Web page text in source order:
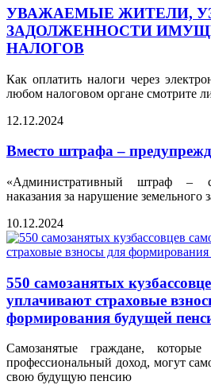
УВАЖАЕМЫЕ ЖИТЕЛИ,
ЗАДОЛЖЕННОСТИ
НАЛОГОВ
Как оплатить налоги через
любом налоговом органе смотрите
12.12.2024
Вместо штрафа –
«Административный штраф –
наказания за нарушение земельного
10.12.2024
550 самозанятых
уплачивают страховые
формирования будущей
Самозанятые граждане,
профессиональный доход, могут
свою будущую пенсию